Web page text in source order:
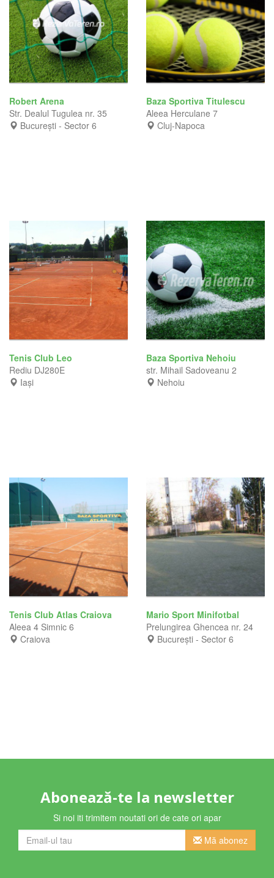
Robert Arena
Str. Dealul Tugulea nr. 35
București - Sector 6
Baza Sportiva Titulescu
Aleea Herculane 7
Cluj-Napoca
Tenis Club Leo
Rediu DJ280E
Iași
Baza Sportiva Nehoiu
str. Mihail Sadoveanu 2
Nehoiu
Tenis Club Atlas Craiova
Aleea 4 Simnic 6
Craiova
Mario Sport Minifotbal
Prelungirea Ghencea nr. 24
București - Sector 6
Abonează-te la newsletter
Si noi iti trimitem noutati ori de cate ori apar
Mă abonez